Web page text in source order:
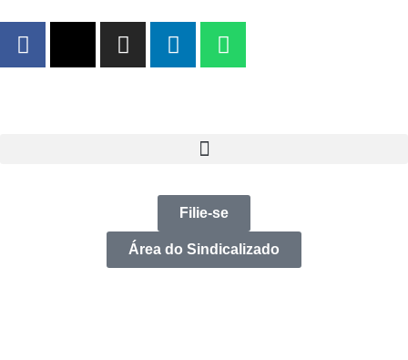
Filie-se
Área do Sindicalizado